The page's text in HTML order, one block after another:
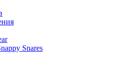
Snares